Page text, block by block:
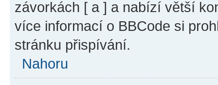
závorkách [ a ] a nabízí větší
více informací o BBCode si
stránku přispívání.
Nahoru